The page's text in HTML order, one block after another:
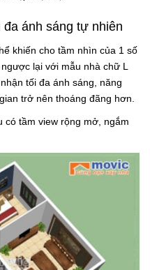
ánh sáng tự nhiên
khiến cho tầm nhìn của 1 số
lại với mẫu nhà chữ L
tối đa ánh sáng, năng
trở nên thoáng đãng hơn.
có tầm view rộng mở, ngắm